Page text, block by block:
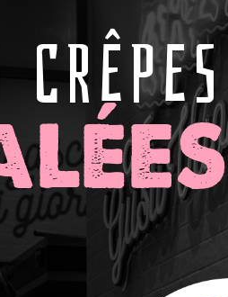
CRÊPES